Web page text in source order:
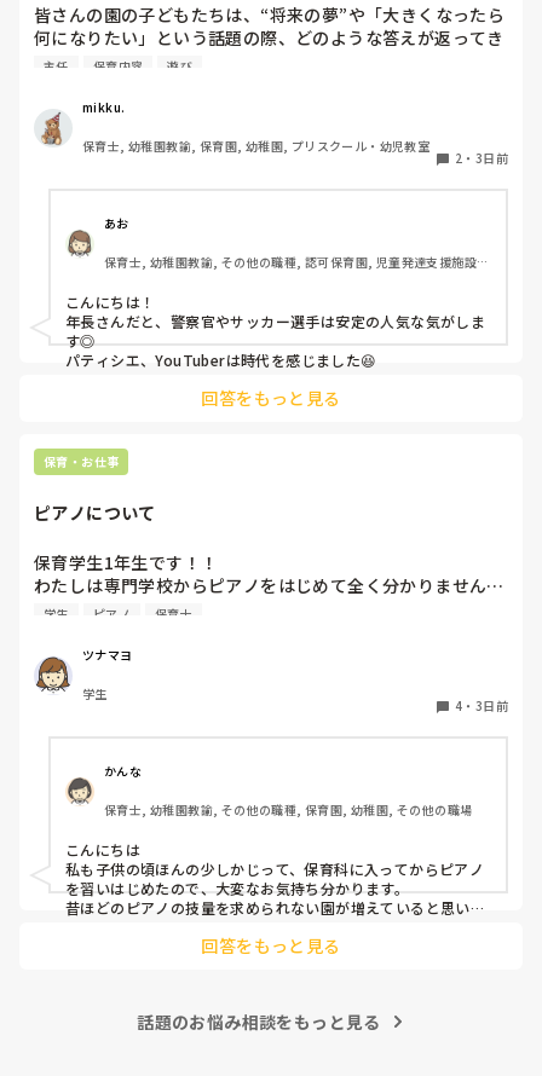
皆さんの園の子どもたちは、“将来の夢”や「大きくなったら
何になりたい」という話題の際、どのような答えが返ってき
ますか⁇
「ほいくえんのせんせい！」「ようちえんのせんせい！」と
言ってくれる女児もたくさんいてなんだか嬉しくなります♪
＾＾
主任 保育内容 遊び
mikku.
保育士, 幼稚園教諭, 保育園, 幼稚園, プリスクール・幼児教室
2 ・ 3日前
あお
保育士, 幼稚園教諭, その他の職種, 認可保育園, 児童発達支援施設,
こんにちは！
年長さんだと、警察官やサッカー選手は安定の人気な気がしま
す◎
パティシエ、YouTuberは時代を感じました😆
回答をもっと見る
保育・お仕事
ピアノについて
保育学生1年生です！！
わたしは専門学校からピアノをはじめて全く分かりません…
ピアノはとりあえず弾きまくれ！と言われましたがいまいち
にもこんな苦戦してる人はじめて見たと言われる始末です🥲︎
保育士になって弾かなきゃいけないと考えるだけでゾッとし
ます😭
安です、
学生 ピアノ 保育士
ツナマヨ
学生
4 ・ 3日前
かんな
保育士, 幼稚園教諭, その他の職種, 保育園, 幼稚園, その他の職場
こんにちは
私も子供の頃ほんの少しかじって、保育科に入ってからピアノ
を習いはじめたので、大変なお気持ち分かります。
昔ほどのピアノの技量を求められない園が増えていると思いま
人前で弾くのも回数をこなすしかないかもです(^_^;)
回答をもっと見る
話題のお悩み相談をもっと見る